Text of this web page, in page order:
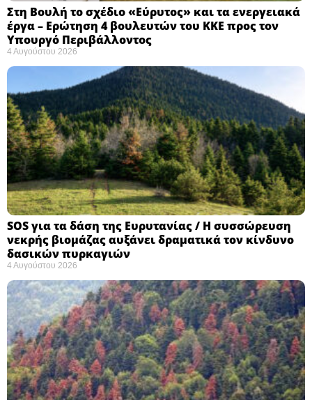
Στη Βουλή το σχέδιο «Εύρυτος» και τα ενεργειακά
έργα – Ερώτηση 4 βουλευτών του ΚΚΕ προς τον
Υπουργό Περιβάλλοντος
4 Αυγούστου 2026
SOS για τα δάση της Ευρυτανίας / Η συσσώρευση
νεκρής βιομάζας αυξάνει δραματικά τον κίνδυνο
δασικών πυρκαγιών
4 Αυγούστου 2026